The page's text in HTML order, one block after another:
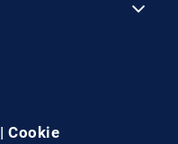
|Cookie